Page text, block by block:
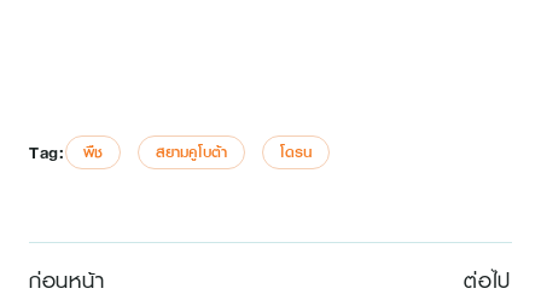
Tag: พืช สยามคูโบต้า โดรน
ก่อนหน้า ต่อไป